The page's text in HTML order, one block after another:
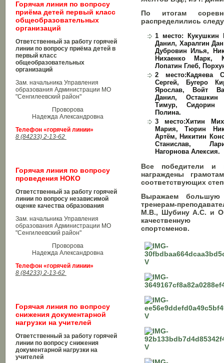
Горячая линия по вопросу
приёма детей первый класс
общеобразовательных
организаций
Ответственный за работу горячей
линии по вопросу приёма детей в
первый класс
общеобразовательных
организаций
Зам. начальника Управления
образования Администрации МО
"Сенгилеевский район"
Проворова
Надежда Александровна
Телефон «горячей линии»
8 (84233) 2-13-62
Горячая линия по вопросу
проведения НОКО
Ответственный за работу горячей
линии по вопросу независимой
оценке качества образования
Зам. начальника Управления
образования Администрации МО
"Сенгилеевский район"
Проворова
Надежда Александровна
Телефон «горячей линии»
8 (84233) 2-13-62
Горячая линия по вопросу
снижения документарной
нагрузки на учителей
Ответственный за работу горячей
линии по вопросу снижения
документарной нагрузки на
учителей
По итогам
распределились
1 место: Кукушкин
Данил, Харалгин
Дубровин Илья,
Нихаенко Марк,
Лопатин Глеб,
2 место:Кадяева
Сергей, Бугеро
Ярослав, Войт
Данил,
Тимур, Сидорин
Полина.
3 место:Хитин
Мария, Тюрин
Артём, Никитин
Станислав,
Нагорнова Алексия.
Все победители и
награждены
соответствующих
Выражаем большую
тренерам-
М.В., Шубину А.С. и
качественную
спортсменов.